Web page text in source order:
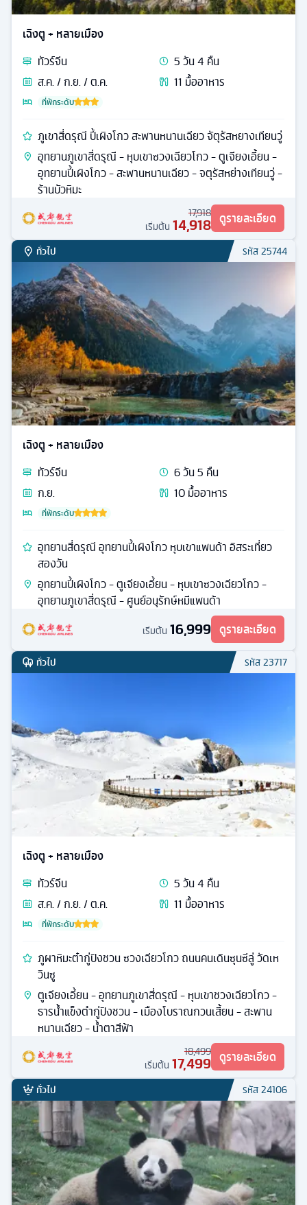
เฉิงตู + หลายเมือง
ทัวร์จีน 5วัน4 คืน
ส.ค. / ก.ย. / ต.ค.
11 มื้ออาหาร
ที่พักระดับ
ภูเขาสี่ดรุณี ปี้เผิงโกว สะพานหนานเฉียว จัตุรัสหยางเทียนวู่
อุทยานภูเขาสี่ดรุณี - หุบเขาซวงเฉียวโกว - ตูเจียงเอี้ยน -
อุทยานปี้เผิงโกว - สะพานหนานเฉียว - จตุรัสหย่างเทียนวู่ -
ร้านบัวหิมะ
17,918
เริ่มต้น 14,918 ดูรายละเอียด
ทั่วไป รหัส25744
เฉิงตู + หลายเมือง
ทัวร์จีน 6วัน5 คืน
ก.ย.
10มื้ออาหาร
ที่พักระดับ
อุทยานสี่ดรุณี อุทยานปี้เผิงโกว หุบเขาแพนด้า อิสระเที่ยว
สองวัน
อุทยานปี้เผิงโกว - ตูเจียงเอี้ยน - หุบเขาซวงเฉียวโกว -
อุทยานภูเขาสี่ดรุณี - ศูนย์อนุรักษ์หมีแพนด้า
เริ่มต้น 16,999 ดูรายละเอียด
ทั่วไป รหัส23717
เฉิงตู + หลายเมือง
ทัวร์จีน 5วัน4 คืน
ส.ค. / ก.ย. / ต.ค.
11 มื้ออาหาร
ที่พักระดับ
ภูผาหิมะต๋ากู่ปิงชวน ซวงเฉียวโกว ถนนคนเดินซุนซีลู่ วัดเห
วินซู
ตูเจียงเอี้ยน - อุทยานภูเขาสี่ดรุณี - หุบเขาชวงเฉียวโกว -
ธารน้ำแข็งต๋ากู่ปิงชวน - เมืองโบราณกวนเสี้ยน - สะพาน
หนานเฉียว - น้ำตาสีฟ้า
18,499
เริ่มต้น 17,499 ดูรายละเอียด
ทั่วไป รหัส24106